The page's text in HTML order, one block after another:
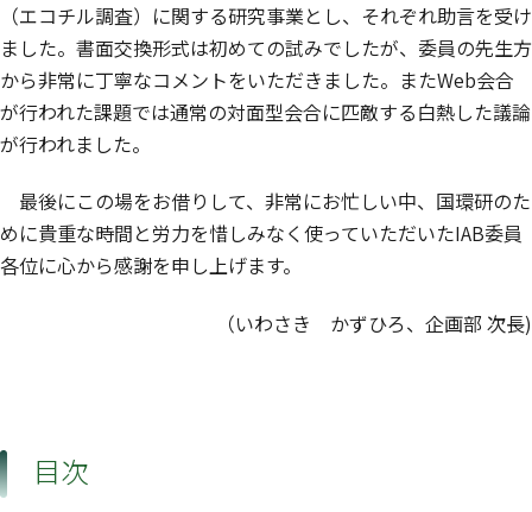
（エコチル調査）に関する研究事業とし、それぞれ助言を受け
ました。書面交換形式は初めての試みでしたが、委員の先生方
から非常に丁寧なコメントをいただきました。またWeb会合
が行われた課題では通常の対面型会合に匹敵する白熱した議論
が行われました。
最後にこの場をお借りして、非常にお忙しい中、国環研のた
めに貴重な時間と労力を惜しみなく使っていただいたIAB委員
各位に心から感謝を申し上げます。
（いわさき かずひろ、企画部 次長)
目次